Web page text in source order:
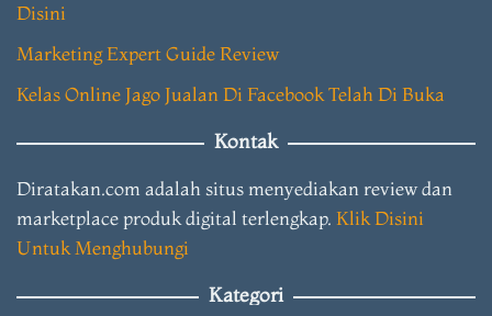
Disini
Marketing Expert Guide Review
Kelas Online Jago Jualan Di Facebook Telah Di Buka
Kontak
Diratakan.com adalah situs menyediakan review dan
marketplace produk digital terlengkap. Klik Disini
Untuk Menghubungi
Kategori